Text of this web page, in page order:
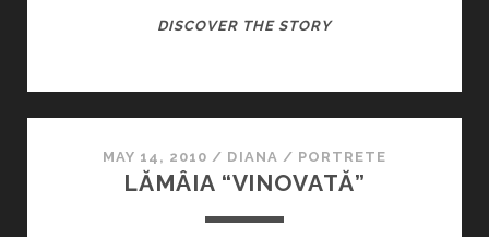
DISCOVER THE STORYDIN
MAY 14, 2010 / DIANA / PORTRETE
LĂMÂIA “VINOVATĂ”